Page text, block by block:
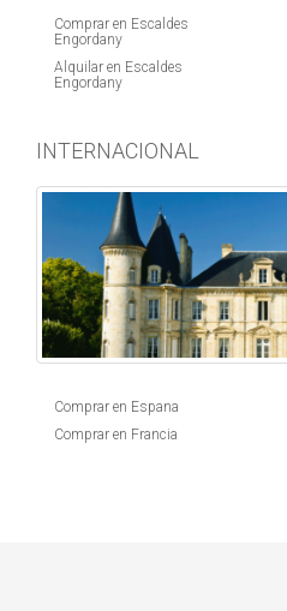
Comprar en Escaldes
Engordany
Alquilar en Escaldes
Engordany
INTERNACIONAL
Comprar en Espana
Comprar en Francia